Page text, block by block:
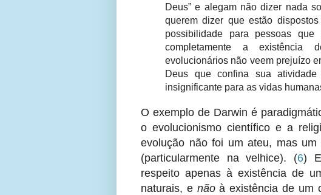
Deus” e alegam não dizer nada
querem dizer que estão
possibilidade para pessoas
completamente a existência
evolucionários não veem prejuízo
Deus que confina sua
insignificante para as vidas
O exemplo de Darwin é
o evolucionismo científico e a
evolução não foi um ateu, mas
(particularmente na velhice). (6)
respeito apenas à existência de
naturais, e nãoà existência de um